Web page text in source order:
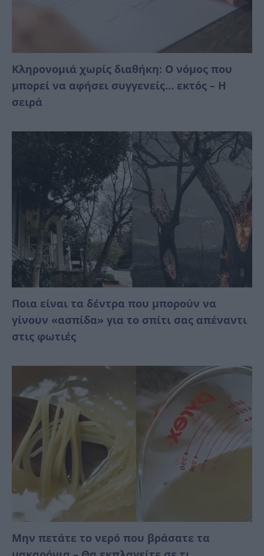
Κληρονομιά χωρίς διαθήκη: Ο νόμος που
μπορεί να αφήσει συγγενείς… εκτός – Η
σειρά
Ποια είναι τα δέντρα που μπορούν να
γίνουν «ασπίδα» για το σπίτι σας απέναντι
στις φωτιές
Μην πετάτε το νερό που βράσατε τα